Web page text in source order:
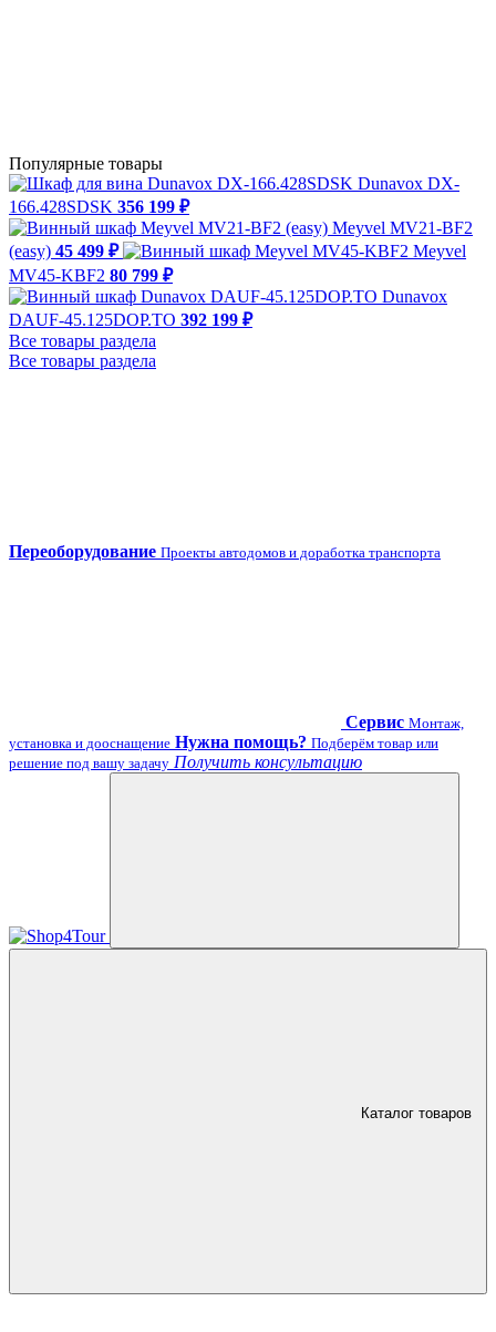
Популярные товары
Dunavox DX-
166.428SDSK 356 199 ₽
Meyvel MV21-BF2
(easy) 45 499 ₽
Meyvel
MV45-KBF2 80 799 ₽
Dunavox
DAUF-45.125DOP.TO 392 199 ₽
Все товары раздела
Все товары раздела
Переоборудование Проекты автодомов и доработка транспорта
Сервис Монтаж,
установка и дооснащение Нужна помощь? Подберём товар или
решение под вашу задачу Получить консультацию
Каталог товаров